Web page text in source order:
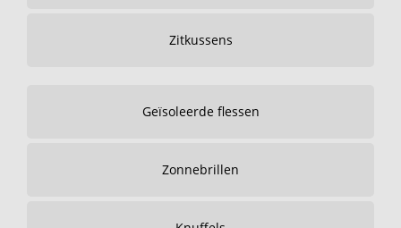
Zitkussens
Geïsoleerde flessen
Zonnebrillen